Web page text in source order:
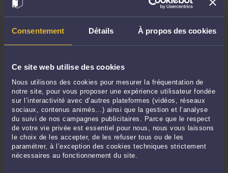
Consentement Détails À propos des cookies
Ce site web utilise des cookies
Nous utilisons des cookies pour mesurer la fréquentation de
notre site, pour vous proposer une expérience utilisateur fondée
sur l’interactivité avec d’autres plateformes (vidéos, réseaux
sociaux, contenus animés…) ainsi que la gestion et l’analyse
du suivi de nos campagnes publicitaires. Parce que le respect
de votre vie privée est essentiel pour nous, nous vous laissons
le choix de les accepter, de les refuser tous ou de les
paramétrer, à l’exception des cookies techniques strictement
nécessaires au fonctionnement du site.
Prendre RDV >
Divorce pour altération du lien conjugal
+0 à 0% des sommes obtenues ou de l'économie réalisée
Prendre RDV >
Divorce par consentement mutuel (sur requête conjointe)
800 à 1250 €
Prendre RDV >